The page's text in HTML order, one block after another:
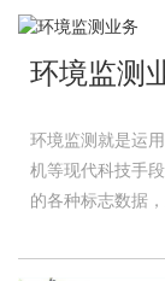
环境监测
环境监测就是运
机等现代科技手
的各种标志数据